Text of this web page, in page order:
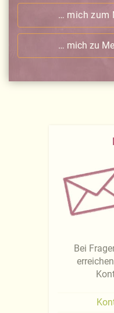
… mich zum
… mich zu
Bei